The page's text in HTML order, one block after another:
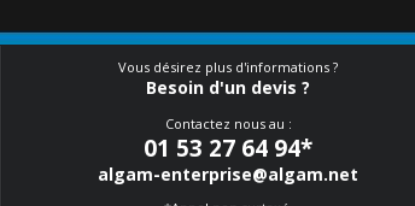
Vous désirez plus d'informations ?
Besoin d'un devis ?
Contactez nous au :
01 53 27 64 94*
algam-enterprise@algam.net